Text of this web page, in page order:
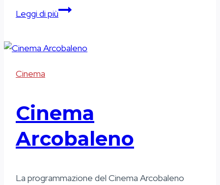
Leggi di piùPalestra
Cinema
Cinema
Arcobaleno
La programmazione del Cinema Arcobaleno